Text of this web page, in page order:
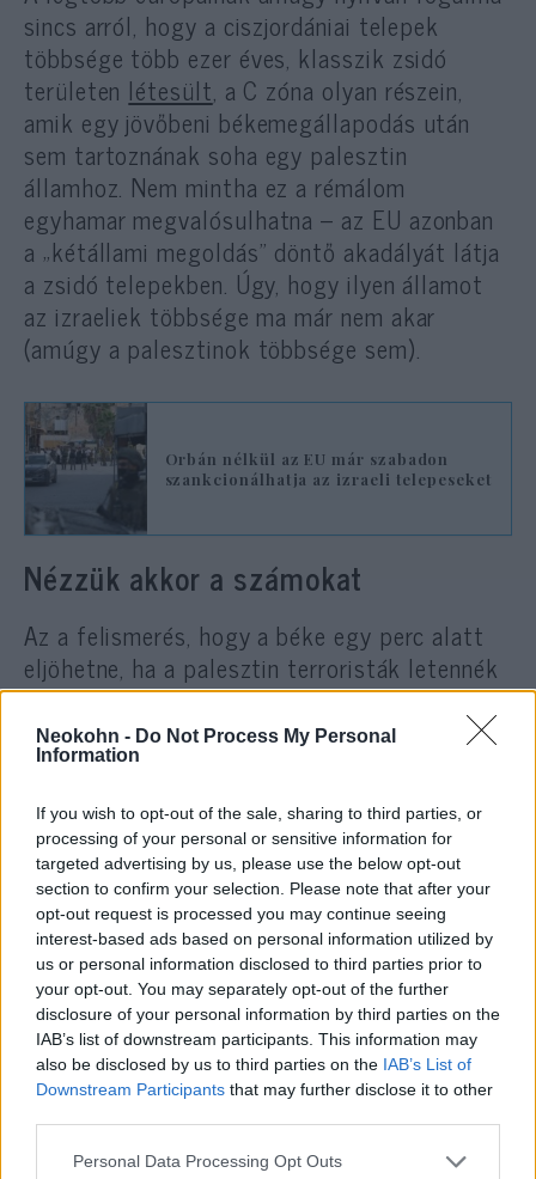
Neokohn - Do Not Process My Personal
Information
If you wish to opt-out of the sale, sharing to third parties, or
processing of your personal or sensitive information for
targeted advertising by us, please use the below opt-out
section to confirm your selection. Please note that after your
opt-out request is processed you may continue seeing
interest-based ads based on personal information utilized by
us or personal information disclosed to third parties prior to
your opt-out. You may separately opt-out of the further
disclosure of your personal information by third parties on the
IAB’s list of downstream participants. This information may
also be disclosed by us to third parties on the IAB’s List of
Downstream Participants that may further disclose it to other
Please note that this website/app uses one or more Google
Personal Data Processing Opt Outs
sincs arról, hogy a ciszjordániai telepek
többsége több ezer éves, klasszik zsidó
területen létesült, a C zóna olyan részein,
amik egy jövőbeni békemegállapodás után
sem tartoznának soha egy palesztin
államhoz. Nem mintha ez a rémálom
egyhamar megvalósulhatna – az EU azonban
a „kétállami megoldás” döntő akadályát látja
a zsidó telepekben. Úgy, hogy ilyen államot
az izraeliek többsége ma már nem akar
(amúgy a palesztinok többsége sem).
Orbán nélkül az EU már szabadon
szankcionálhatja az izraeli telepeseket
Nézzük akkor a számokat
Az a felismerés, hogy a béke egy perc alatt
eljöhetne, ha a palesztin terroristák letennék
a fegyvert, és elfogadnák Izrael a) puszta
létét, b) zsidó állam mivoltát, már el sem jut
a felvilágosult európai fejekbe. Az okok és
következmények, tehát az objektív,
megismerhető tények teljes félresöprésével
fenntartják a törvénytelen izraeli megszállás
legendáját, és ehhez a mítoszhoz kell a
telepesek terrorizmusa.
A legális és legitim júdea-szamáriai zsidó
telepek mellett az illegális, sajnálatos módon
túl sokszor megtűrt előörsök (outposts)
között vannak a valóban problémásak, ott
élnek például a „hegyek fiataljai” (Noar
HaGvaot), akik néha átvonulnak a szomszéd